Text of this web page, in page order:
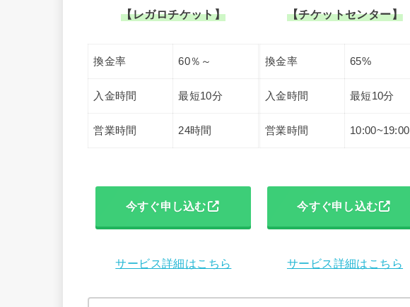
【レガロチケット】
換金率 60％～
入金時間 最短10分
営業時間 24時間
今すぐ申し込む
サービス詳細はこちら
【チケットセンター】
換金率 65%
入金時間 最短10分
営業時間 10:00~19:00
今すぐ申し込む
サービス詳細はこちら